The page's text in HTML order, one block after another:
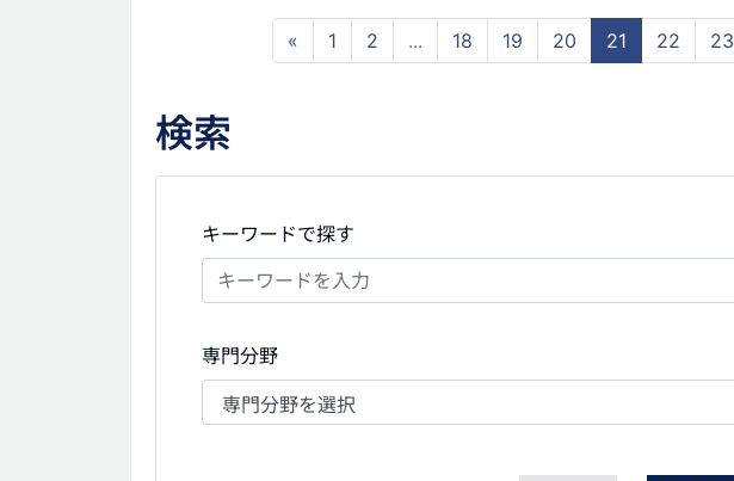
« 1 2 ... 18 19 20 21 22 23
検索
キーワードで探す
専門分野